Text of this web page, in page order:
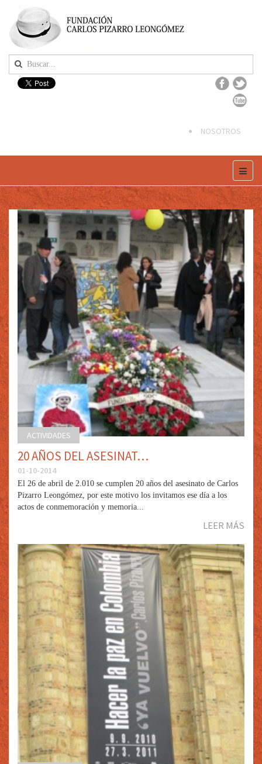
NOSOTROS
ACTIVIDADES
20 AÑOS DEL ASESINAT…
01-10-2014
El 26 de abril de 2.010 se cumplen 20 años del asesinato de Carlos
Pizarro Leongómez, por este motivo los invitamos ese día a los
actos de conmemoración y memoria...
LEER MÁS